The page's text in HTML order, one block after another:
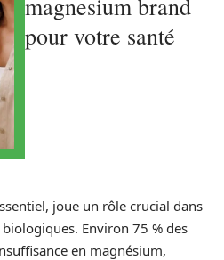
magnesium brand
pour votre santé
joue un rôle crucial dans
Environ 75 % des
en magnésium,